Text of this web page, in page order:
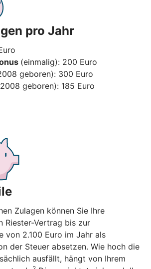
pro Jahr
(einmalig): 200 Euro
geboren): 300 Euro
geboren): 185 Euro
Zulagen können Sie Ihre
Riester-Vertrag bis zur
von 2.100 Euro im Jahr als
der Steuer absetzen. Wie hoch die
ausfällt, hängt von Ihrem